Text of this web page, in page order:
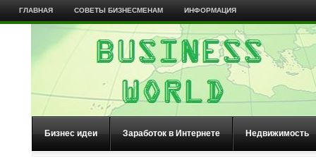
ГЛАВНАЯ СОВЕТЫ БИЗНЕСМЕНАМ ИНФОРМАЦИЯ
Бизнес идеи Заработок в Интернете Недвижимость